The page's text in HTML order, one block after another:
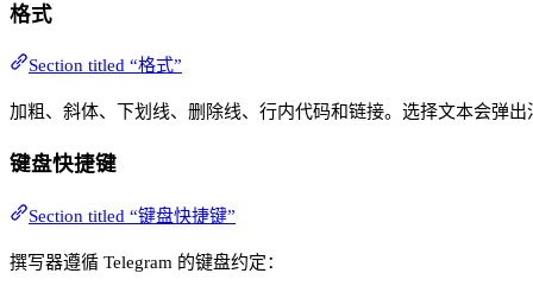
格式
Section titled “格式”
加粗、斜体、下划线、删除线、行内代码和链接。选择文本会弹出
键盘快捷键
Section titled “键盘快捷键”
撰写器遵循 Telegram 的键盘约定：